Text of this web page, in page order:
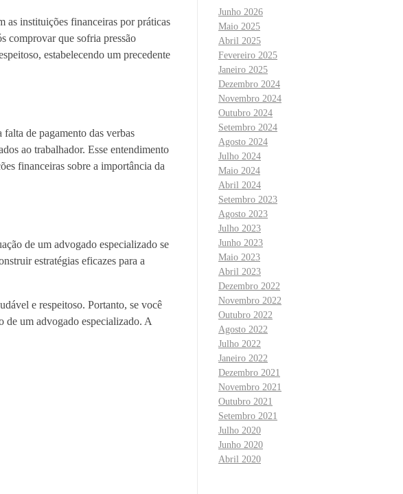
as instituições financeiras por práticas
comprovar que sofria pressão
estabelecendo um precedente
de pagamento das verbas
ao trabalhador. Esse entendimento
financeiras sobre a importância da
de um advogado especializado se
estratégias eficazes para a
e respeitoso. Portanto, se você
de um advogado especializado. A
Junho 2026
Maio 2025
Abril 2025
Fevereiro 2025
Janeiro 2025
Dezembro 2024
Novembro 2024
Outubro 2024
Setembro 2024
Agosto 2024
Julho 2024
Maio 2024
Abril 2024
Setembro 2023
Agosto 2023
Julho 2023
Junho 2023
Maio 2023
Abril 2023
Dezembro 2022
Novembro 2022
Outubro 2022
Agosto 2022
Julho 2022
Janeiro 2022
Dezembro 2021
Novembro 2021
Outubro 2021
Setembro 2021
Julho 2020
Junho 2020
Abril 2020